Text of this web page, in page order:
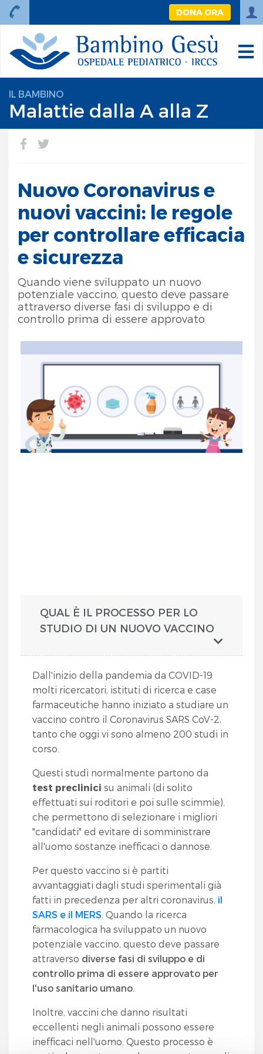
DONA ORA
IL BAMBINO
Malattie dalla A alla Z
Nuovo Coronavirus e
nuovi vaccini: le regole
per controllare efficacia
e sicurezza
Quando viene sviluppato un nuovo
potenziale vaccino, questo deve passare
attraverso diverse fasi di sviluppo e di
controllo prima di essere approvato
QUAL È IL PROCESSO PER LO
STUDIO DI UN NUOVO VACCINO
Dall'inizio della pandemia da COVID-19
molti ricercatori, istituti di ricerca e case
farmaceutiche hanno iniziato a studiare un
vaccino contro il Coronavirus SARS CoV-2,
tanto che oggi vi sono almeno 200 studi in
corso.
Questi studi normalmente partono da
test preclinici su animali (di solito
effettuati sui roditori e poi sulle scimmie),
che permettono di selezionare i migliori
"candidati" ed evitare di somministrare
all'uomo sostanze inefficaci o dannose.
Per questo vaccino si è partiti
avvantaggiati dagli studi sperimentali già
fatti in precedenza per altri coronavirus, il
SARS e il MERS . Quando la ricerca
farmacologica ha sviluppato un nuovo
potenziale vaccino, questo deve passare
attraverso diverse fasi di sviluppo e di
controllo prima di essere approvato per
l'uso sanitario umano.
Inoltre, vaccini che danno risultati
eccellenti negli animali possono essere
inefficaci nell'uomo. Questo processo è